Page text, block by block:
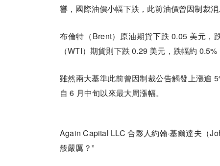
響，國際油價小幅下跌，此前油價曾因制裁消
布倫特（Brent）原油期貨下跌 0.05 美元，
（WTI）期貨則下跌 0.29 美元，跌幅約 0.5%
雖然兩大基準此前曾因制裁公告觸發上漲逾
自 6 月中旬以來最大周漲幅。
Again Capital LLC 合夥人約翰·基爾達夫（
般嚴厲？”